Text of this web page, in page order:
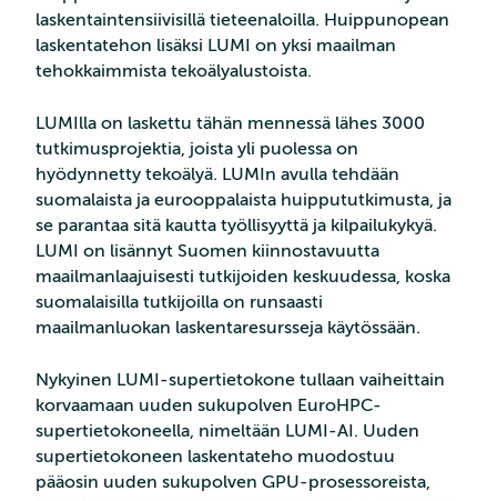
laskentaintensiivisillä tieteenaloilla. Huippunopean
laskentatehon lisäksi LUMI on yksi maailman
tehokkaimmista tekoälyalustoista.
LUMIlla on laskettu tähän mennessä lähes 3000
tutkimusprojektia, joista yli puolessa on
hyödynnetty tekoälyä. LUMIn avulla tehdään
suomalaista ja eurooppalaista huippututkimusta, ja
se parantaa sitä kautta työllisyyttä ja kilpailukykyä.
LUMI on lisännyt Suomen kiinnostavuutta
maailmanlaajuisesti tutkijoiden keskuudessa, koska
suomalaisilla tutkijoilla on runsaasti
maailmanluokan laskentaresursseja käytössään.
Nykyinen LUMI-supertietokone tullaan vaiheittain
korvaamaan uuden sukupolven EuroHPC-
supertietokoneella, nimeltään LUMI-AI. Uuden
supertietokoneen laskentateho muodostuu
pääosin uuden sukupolven GPU-prosessoreista,